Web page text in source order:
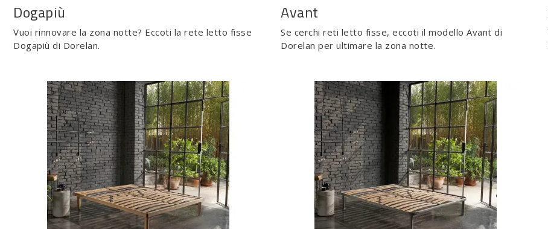
Dogapiù
Vuoi rinnovare la zona notte? Eccoti la rete letto fisse
Dogapiù di Dorelan.
Avant
Se cerchi reti letto fisse, eccoti il modello Avant di
Dorelan per ultimare la zona notte.